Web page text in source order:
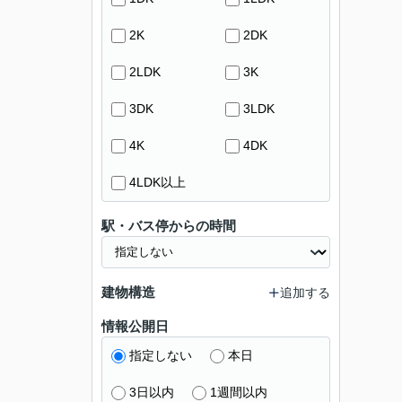
2K 2DK
2LDK 3K
3DK 3LDK
4K 4DK
4LDK以上
駅・バス停からの時間
建物構造 追加する
情報公開日
指定しない 本日
3日以内 1週間以内